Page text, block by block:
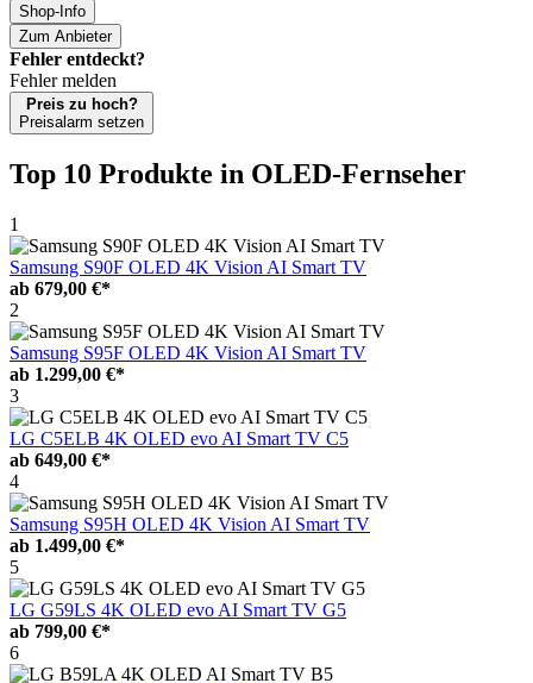
Shop-Info
Zum Anbieter
Fehler entdeckt?
Fehler melden
Preis zu hoch?
Preisalarm setzen
Top 10 Produkte in OLED-Fernseher
1
Samsung S90F OLED 4K Vision AI Smart TV
ab 679,00 €*
2
Samsung S95F OLED 4K Vision AI Smart TV
ab 1.299,00 €*
3
LG C5ELB 4K OLED evo AI Smart TV C5
ab 649,00 €*
4
Samsung S95H OLED 4K Vision AI Smart TV
ab 1.499,00 €*
5
LG G59LS 4K OLED evo AI Smart TV G5
ab 799,00 €*
6